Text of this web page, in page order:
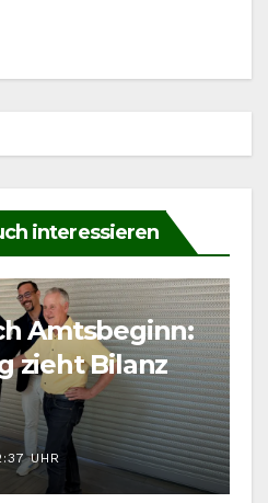
interessieren
Amtsbeginn:
zieht Bilanz
UHR